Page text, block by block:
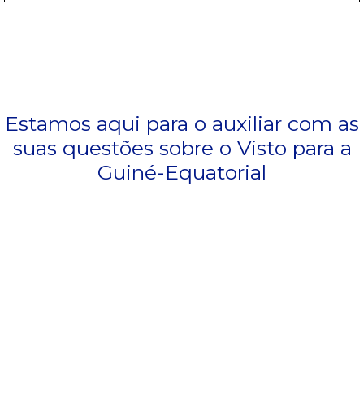
Estamos aqui para o auxiliar com as
suas questões sobre o Visto para a
Guiné-Equatorial